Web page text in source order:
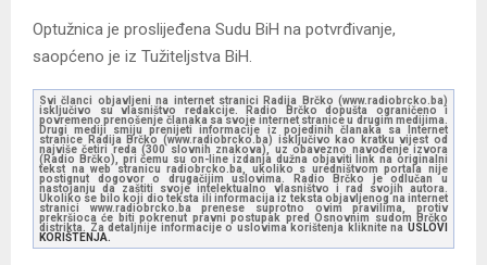
Optužnica je proslijeđena Sudu BiH na potvrđivanje,
saopćeno je iz Tužiteljstva BiH.
Svi članci objavljeni na internet stranici Radija Brčko (www.radiobrcko.ba)
isključivo su vlasništvo redakcije. Radio Brčko dopušta ograničeno i
povremeno prenošenje članaka sa svoje internet stranice u drugim medijima.
Drugi mediji smiju prenijeti informacije iz pojedinih članaka sa Internet
stranice Radija Brčko (www.radiobrcko.ba) isključivo kao kratku vijest od
najviše četiri reda (300 slovnih znakova), uz obavezno navođenje izvora
(Radio Brčko), pri čemu su on-line izdanja dužna objaviti link na originalni
tekst na web stranicu radiobrcko.ba, ukoliko s uredništvom portala nije
postignut dogovor o drugačijim uslovima. Radio Brčko je odlučan u
nastojanju da zaštiti svoje intelektualno vlasništvo i rad svojih autora.
Ukoliko se bilo koji dio teksta ili informacija iz teksta objavljenog na internet
stranici www.radiobrcko.ba prenese suprotno ovim pravilima, protiv
prekršioca će biti pokrenut pravni postupak pred Osnovnim sudom Brčko
distrikta. Za detaljnije informacije o uslovima korištenja kliknite na USLOVI
KORIŠTENJA.